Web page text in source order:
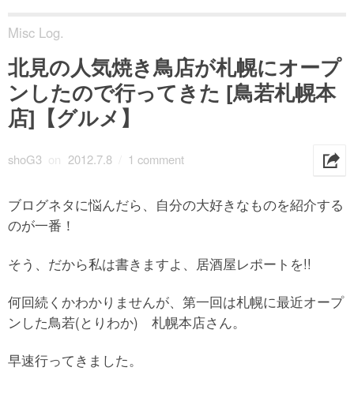
Misc Log.
北見の人気焼き鳥店が札幌にオープ
ンしたので行ってきた [鳥若札幌本
店]【グルメ】
h
shoG3 on 2012.7.8 1 comment
ブログネタに悩んだら、自分の大好きなものを紹介する
のが一番！
そう、だから私は書きますよ、居酒屋レポートを!!
何回続くかわかりませんが、第一回は札幌に最近オープ
ンした鳥若(とりわか) 札幌本店さん。
早速行ってきました。